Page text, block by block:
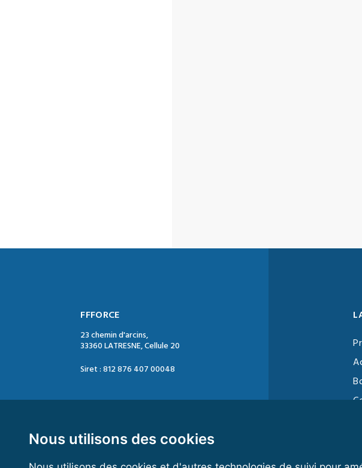
Nous utilisons des cookies
FFFORCE
23 chemin d'arcins,
33360 LATRESNE, Cellule 20
Siret : 812 876 407 00048
Mail : contact@ffforce.fr